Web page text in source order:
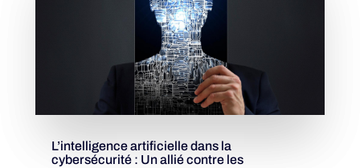
L’intelligence artificielle dans la
cybersécurité : Un allié contre les